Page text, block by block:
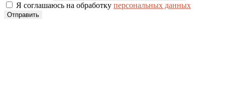
Я соглашаюсь на обработку персональных данных